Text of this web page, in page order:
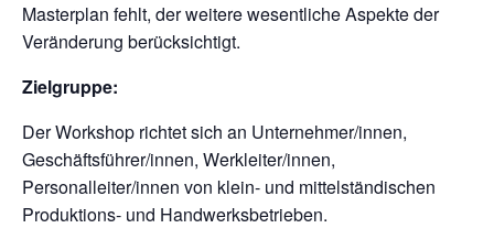
Masterplan fehlt, der weitere wesentliche Aspekte der
Veränderung berücksichtigt.
Zielgruppe:
Der Workshop richtet sich an Unternehmer/innen,
Geschäftsführer/innen, Werkleiter/innen,
Personalleiter/innen von klein- und mittelständischen
Produktions- und Handwerksbetrieben.